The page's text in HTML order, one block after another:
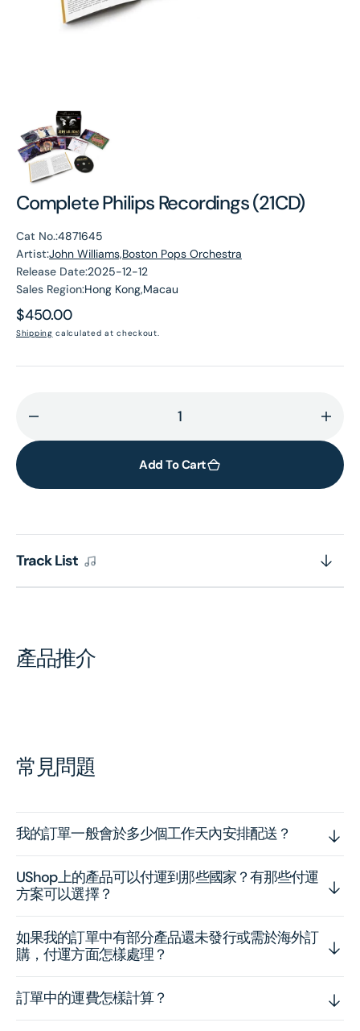
Complete Philips Recordings (21CD)
Cat No.:4871645
Artist:John Williams,Boston Pops Orchestra
Release Date:2025-12-12
Sales Region:Hong Kong,Macau
Regular
price
$450.00
Shipping calculated at checkout.
quantity
Complete
(21CD)
for
Add To Cart
Track List
產品推介
常見問題
我的訂單一般會於多少個工作天內安排配送？
UShop上的產品可以付運到那些國家？有那些付運
方案可以選擇？
如果我的訂單中有部分產品還未發行或需於海外訂
購，付運方面怎樣處理？
訂單中的運費怎樣計算？